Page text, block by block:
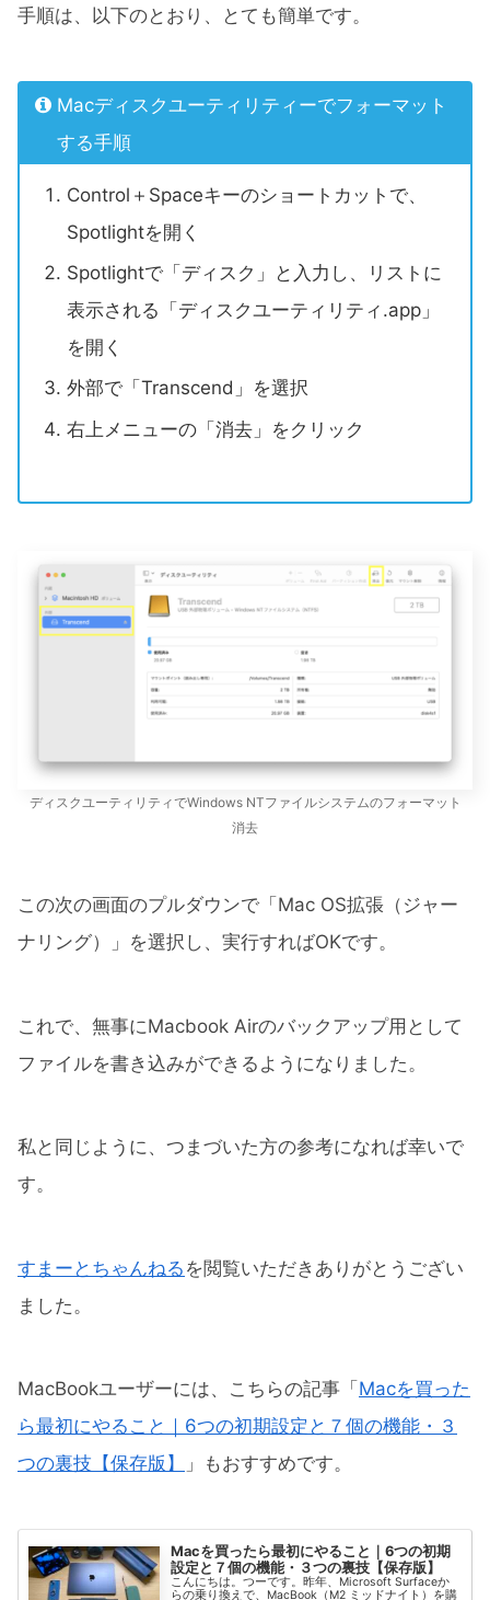
手順は、以下のとおり、とても簡単です。
Macディスクユーティリティーでフォーマット
する手順
Control＋Spaceキーのショートカットで、
Spotlightを開く
Spotlightで「ディスク」と入力し、リストに
表示される「ディスクユーティリティ.app」
を開く
外部で「Transcend」を選択
右上メニューの「消去」をクリック
ディスクユーティリティでWindows NTファイルシステムのフォーマット
消去
この次の画面のプルダウンで「Mac OS拡張（ジャー
ナリング）」を選択し、実行すればOKです。
これで、無事にMacbook Airのバックアップ用として
ファイルを書き込みができるようになりました。
私と同じように、つまづいた方の参考になれば幸いで
す。
すまーとちゃんねる を閲覧いただきありがとうござい
ました。
MacBookユーザーには、こちらの記事「 Macを買った
ら最初にやること｜6つの初期設定と７個の機能・３
つの裏技【保存版】
」もおすすめです。
Macを買ったら最初にやること｜6つの初期
設定と７個の機能・３つの裏技【保存版】
こんにちは。つーです。昨年、Microsoft Surfaceか
らの乗り換えで、MacBook（M2 ミッドナイト）を購